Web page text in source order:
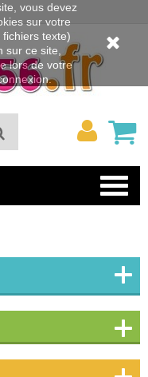
Rechercher
Mon
vous devez
sur votre
texte)
sur ce site,
lors de votre